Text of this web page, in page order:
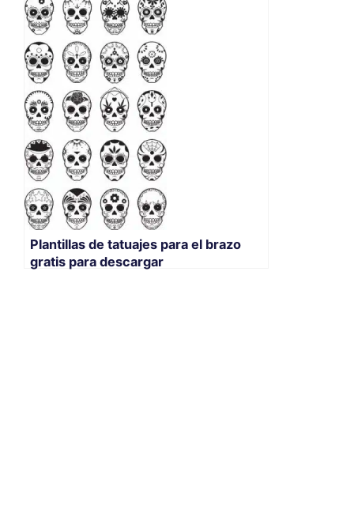
Plantillas de tatuajes para el brazo
gratis para descargar